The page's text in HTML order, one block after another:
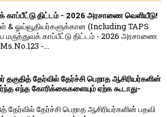
காப்பீட்டு திட்டம் - 2026 அரசாணை வெளியீடு!
& ஓய்வூதியர்களுக்கான (Including TAPS
மருத்துவக் காப்பீட்டு திட்டம் - 2026 அரசாணை
-...
தகுதித் தேர்வில் தேர்ச்சி பெறாத ஆசிரியர்களின்
எந்த கோரிக்கைகளையும் ஏற்க கூடாது-
தேர்வில் தேர்ச்சி பெறாத ஆசிரியர்களின் பதவி